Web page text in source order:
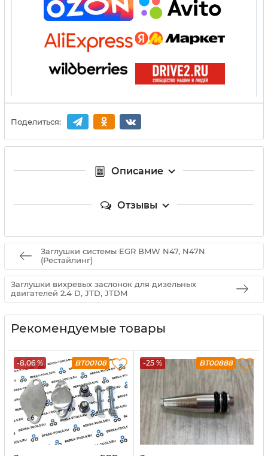
Поделиться:
Описание
Отзывы
Заглушки системы EGR BMW N47, N47N
(Рестайлинг)
Заглушки вихревых заслонок для дизельных
двигателей 2.4 D, JTD, JTDM
Рекомендуемые товары
-8.06 % BT00108 -25 % BT00888